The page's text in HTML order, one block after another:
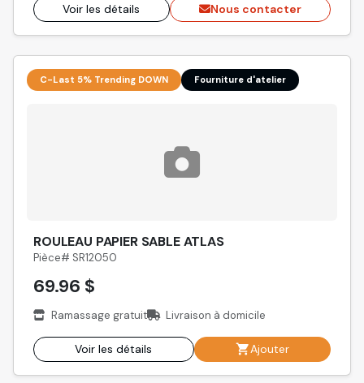
Voir les détails Nous contacter
C-Last 5% Trending DOWN Fourniture d'atelier
ROULEAU PAPIER SABLE ATLAS
Pièce# SR12050
69.96 $
Ramassage gratuit Livraison à domicile
Voir les détails Ajouter